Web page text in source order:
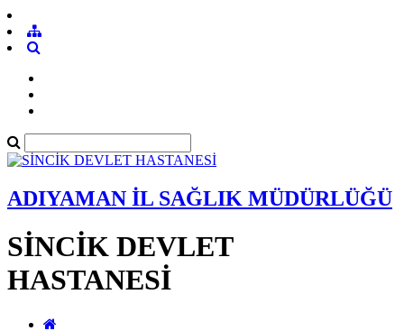
ADIYAMAN İL SAĞLIK MÜDÜRLÜĞÜ
SİNCİK DEVLET
HASTANESİ